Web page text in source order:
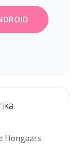
Hongaars